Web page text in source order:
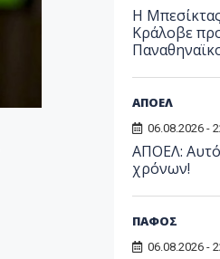
Η
Κράλοβε
ΑΠΟΕΛ
06.08.2026 -
ΑΠΟΕΛ: Αυτό
χρόνων!
ΠΑΦΟΣ
06.08.2026 -